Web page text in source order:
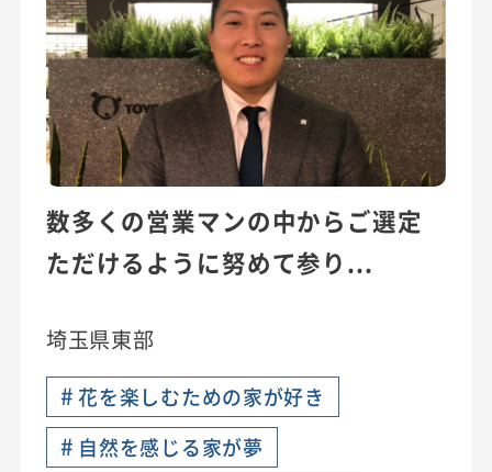
数多くの営業マンの中からご選定
ただけるように努めて参り...
埼玉県東部
# 花を楽しむための家が好き
# 自然を感じる家が夢